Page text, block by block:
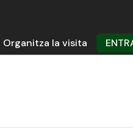
Organitza la visita